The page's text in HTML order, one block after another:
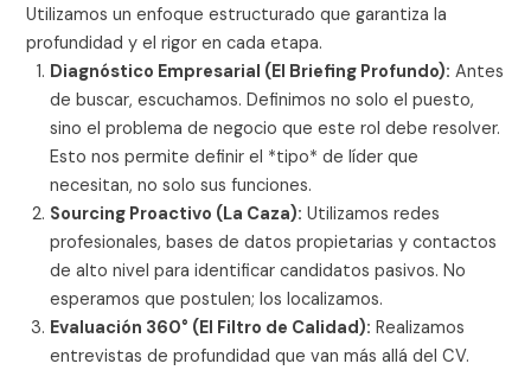
Utilizamos un enfoque estructurado que garantiza la
profundidad y el rigor en cada etapa.
Diagnóstico Empresarial (El Briefing Profundo): Antes
de buscar, escuchamos. Definimos no solo el puesto,
sino el problema de negocio que este rol debe resolver.
Esto nos permite definir el *tipo* de líder que
necesitan, no solo sus funciones.
Sourcing Proactivo (La Caza): Utilizamos redes
profesionales, bases de datos propietarias y contactos
de alto nivel para identificar candidatos pasivos. No
esperamos que postulen; los localizamos.
Evaluación 360° (El Filtro de Calidad): Realizamos
entrevistas de profundidad que van más allá del CV.